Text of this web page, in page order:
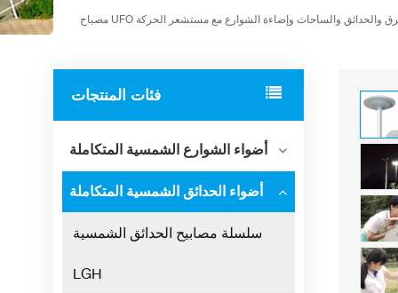
فئات المنتجات
أضواء الشوارع الشمسية المتكاملة
أضواء الحدائق الشمسية المتكاملة
سلسلة مصابيح الحدائق الشمسية
LGH